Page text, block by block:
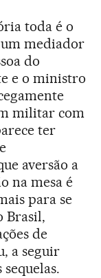
toda é o
mediador
do
e o ministro
militar com
ter
aversão a
na mesa é
para se
Brasil,
de
a seguir